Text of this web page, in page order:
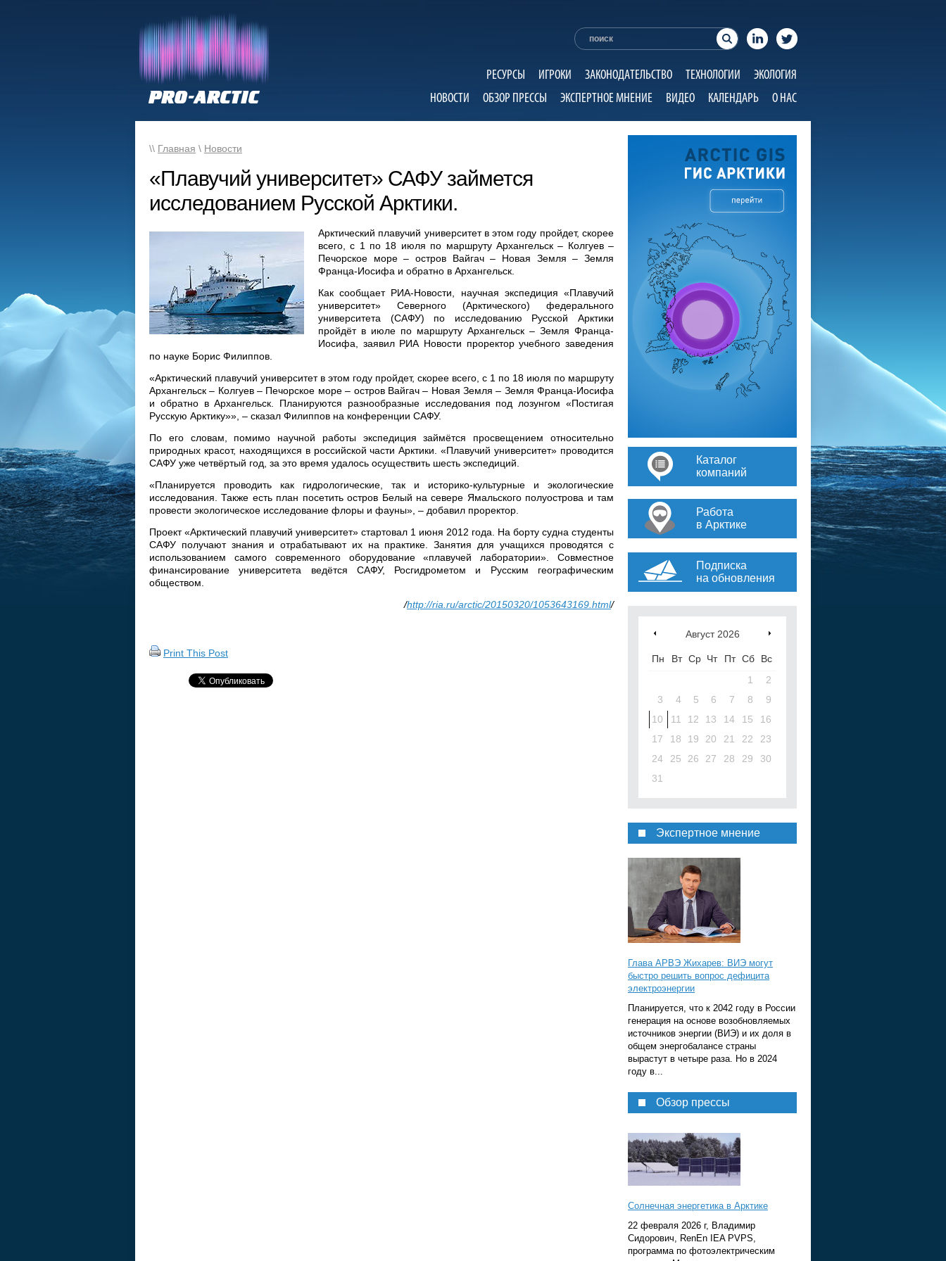
РЕСУРСЫ ИГРОКИ ЗАКОНОДАТЕЛЬСТВО ТЕХНОЛОГИИ
ЭКОЛОГИЯ
НОВОСТИ
ОБЗОР ПРЕССЫ ЭКСПЕРТНОЕ МНЕНИЕ ВИДЕО КАЛЕНДАРЬ О НАС
\\ Главная \ Новости
«Плавучий университет» САФУ займется
исследованием Русской Арктики.
Арктический плавучий университет в этом году пройдет, скорее
всего, с 1 по 18 июля по маршруту Архангельск – Колгуев –
Печорское море – остров Вайгач – Новая Земля – Земля
Франца-Иосифа и обратно в Архангельск.
Как сообщает РИА-Новости, научная экспедиция «Плавучий
университет» Северного (Арктического) федерального
университета (САФУ) по исследованию Русской Арктики
пройдёт в июле по маршруту Архангельск – Земля Франца-
Иосифа, заявил РИА Новости проректор учебного заведения
по науке Борис Филиппов.
«Арктический плавучий университет в этом году пройдет, скорее всего, с 1 по 18 июля по маршруту
Архангельск – Колгуев – Печорское море – остров Вайгач – Новая Земля – Земля Франца-Иосифа
и обратно в Архангельск. Планируются разнообразные исследования под лозунгом «Постигая
Русскую Арктику»», – сказал Филиппов на конференции САФУ.
По его словам, помимо научной работы экспедиция займётся просвещением относительно
природных красот, находящихся в российской части Арктики. «Плавучий университет» проводится
САФУ уже четвёртый год, за это время удалось осуществить шесть экспедиций.
«Планируется проводить как гидрологические, так и историко-культурные и экологические
исследования. Также есть план посетить остров Белый на севере Ямальского полуострова и там
провести экологическое исследование флоры и фауны», – добавил проректор.
Проект «Арктический плавучий университет» стартовал 1 июня 2012 года. На борту судна студенты
САФУ получают знания и отрабатывают их на практике. Занятия для учащихся проводятся с
использованием самого современного оборудование «плавучей лаборатории». Совместное
финансирование университета ведётся САФУ, Росгидрометом и Русским географическим
обществом.
/http://ria.ru/arctic/20150320/1053643169.html/
Print This Post
Каталог
компаний
Работа
в Арктике
Подписка
на обновления
Август 2026
Пн Вт Ср Чт Пт Сб
Вс
1
2
3
4 5 6 7 8
9
10
11 12 13 14 15
16
17
18 19 20 21 22
23
24
25 26 27 28 29
30
31
Экспертное мнение
Глава АРВЭ Жихарев: ВИЭ могут
быстро решить вопрос дефицита
электроэнергии
Планируется, что к 2042 году в России
генерация на основе возобновляемых
источников энергии (ВИЭ) и их доля в
общем энергобалансе страны
вырастут в четыре раза. Но в 2024
году в...
Обзор прессы
Солнечная энергетика в Арктике
22 февраля 2026 г, Владимир
Сидорович, RenEn IEA PVPS,
программа по фотоэлектрическим